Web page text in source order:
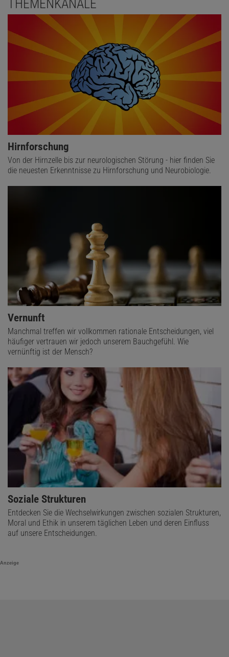
THEMENKANÄLE
Hirnforschung
Von der Hirnzelle bis zur neurologischen Störung - hier finden Sie
die neuesten Erkenntnisse zu Hirnforschung und Neurobiologie.
Vernunft
Manchmal treffen wir vollkommen rationale Entscheidungen, viel
häufiger vertrauen wir jedoch unserem Bauchgefühl. Wie
vernünftig ist der Mensch?
Soziale Strukturen
Entdecken Sie die Wechselwirkungen zwischen sozialen Strukturen,
Moral und Ethik in unserem täglichen Leben und deren Einfluss
auf unsere Entscheidungen.
Anzeige